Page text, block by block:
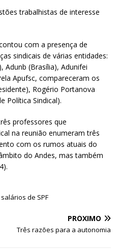
trabalhistas de interesse
com a presença de
sindicais de várias entidades:
Adunb (Brasília), Adunifei
Apufsc, compareceram os
Rogério Portanova
Política Sindical).
professores que
na reunião enumeram três
com os rumos atuais do
do Andes, mas também
de SPF
PRÓXIMO
Três razões para a autonomia